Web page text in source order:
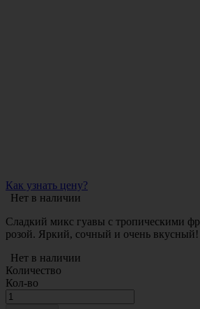
Как узнать цену?
Нет в наличии
Сладкий микс гуавы с тропическими
розой. Яркий, сочный и очень вкусный!
Нет в наличии
Количество
Кол-во